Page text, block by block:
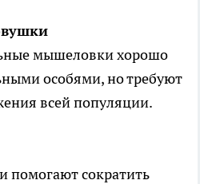
мышеловки хорошо
особями, но требуют
всей популяции.
помогают сократить